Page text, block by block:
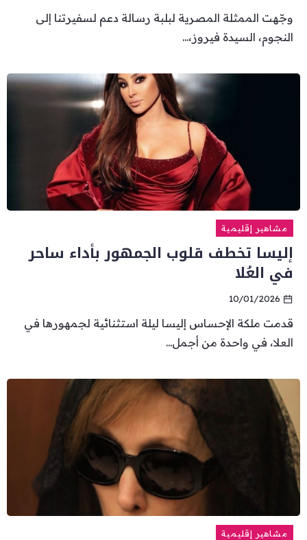
وجّهت الممثلة المصرية لبلبة رسالة دعم لسفيرتنا إلى
النجوم، السيدة فيروز،...
مشاهير إقليمية
إليسا تخطف قلوب الجمهور بأداء ساحر
في العُلا
10/01/2026
قدمت ملكة الإحساس إليسا ليلة استثنائية لجمهورها في
العلا، في واحدة من أجمل...
مشاهير إقليمية